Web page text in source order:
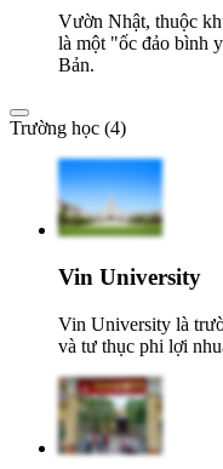
Vườn Nhật, thuộc
là một "ốc đảo bình
Bản.
Trường học (4)
Vin University
Vin University là
và tư thục phi lợi